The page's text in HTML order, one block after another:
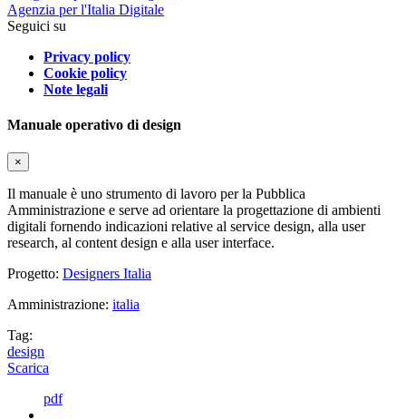
Agenzia per l'Italia Digitale
Seguici su
Privacy policy
Cookie policy
Note legali
Manuale operativo di design
×
Il manuale è uno strumento di lavoro per la Pubblica
Amministrazione e serve ad orientare la progettazione di ambienti
digitali fornendo indicazioni relative al service design, alla user
research, al content design e alla user interface.
Progetto: Designers Italia
Amministrazione: italia
Tag:
design
Scarica
pdf